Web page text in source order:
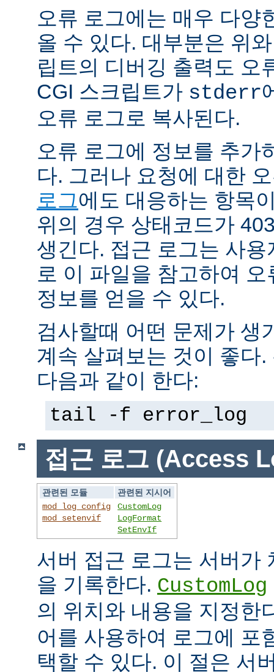
오류 로그에는 매우 다양
올 수 있다. 대부분은 위
립트의 디버깅 출력도 오
CGI 스크립트가 stderr
오류 로그로 복사된다.
오류 로그에 정보를 추가
다. 그러나 요청에 대한
로그에도 대응하는 항목
위의 경우 상태코드가
생긴다. 접근 로그는 사
로 이 파일을 참고하여
정보를 얻을 수 있다.
검사할때 어떤 문제가 생
계속 살펴보는 것이 좋다
다음과 같이 한다:
tail -f error_log
접근 로그 (Access
관련된 모듈
관련된 지시어
mod_log_config
mod_setenvif
CustomLog
LogFormat
SetEnvIf
서버 접근 로그는 서버가
을 기록한다. CustomLog
의 위치와 내용을 지정한
어를 사용하여 로그에 포
택할 수 있다. 이 절은 서